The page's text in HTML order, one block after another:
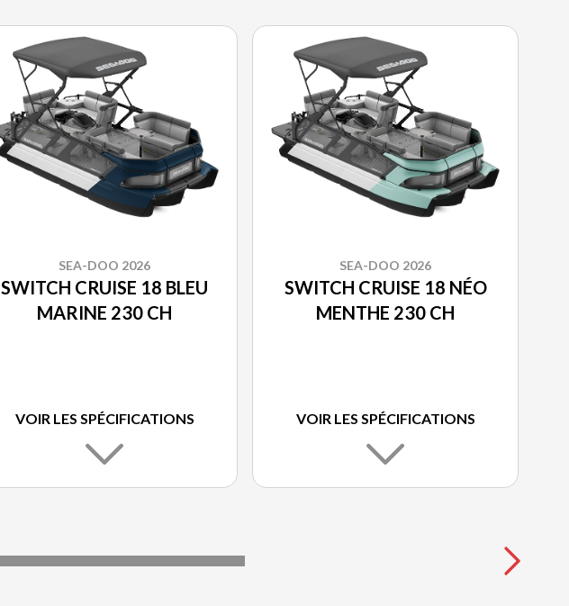
SEA-DOO 2026
SWITCH CRUISE 18 BLEU
MARINE 230 CH
VOIR LES SPÉCIFICATIONS
SEA-DOO 2026
SWITCH CRUISE 18 NÉO
MENTHE 230 CH
VOIR LES SPÉCIFICATIONS